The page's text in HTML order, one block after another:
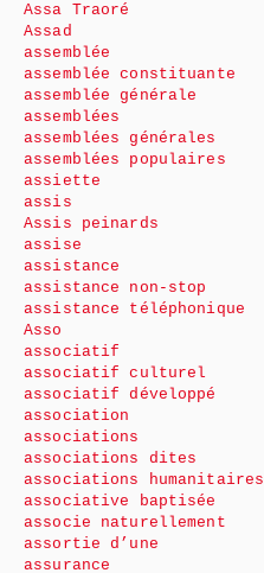
Assa Traoré
Assad
assemblée
assemblée constituante
assemblée générale
assemblées
assemblées générales
assemblées populaires
assiette
assis
Assis peinards
assise
assistance
assistance non-stop
assistance téléphonique
Asso
associatif
associatif culturel
associatif développé
association
associations
associations dites
associations humanitaires
associative baptisée
associe naturellement
assortie d’une
assurance